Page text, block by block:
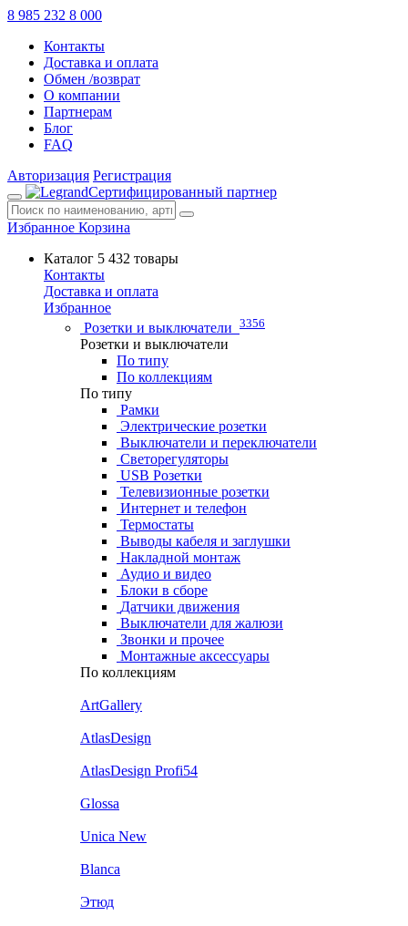
8 985 232 8 000
Контакты
Доставка и оплата
Обмен /возврат
О компании
Партнерам
Блог
FAQ
Авторизация Регистрация
Сертифицированный партнер
Избранное Корзина
Каталог 5 432 товары
Контакты
Доставка и оплата
Избранное
Розетки и выключатели 3356
Розетки и выключатели
По типу
По коллекциям
По типу
Рамки
Электрические розетки
Выключатели и переключатели
Светорегуляторы
USB Розетки
Телевизионные розетки
Интернет и телефон
Термостаты
Выводы кабеля и заглушки
Накладной монтаж
Аудио и видео
Блоки в сборе
Датчики движения
Выключатели для жалюзи
Звонки и прочее
Монтажные аксессуары
По коллекциям
ArtGallery
AtlasDesign
AtlasDesign Profi54
Glossa
Unica New
Blanca
Этюд